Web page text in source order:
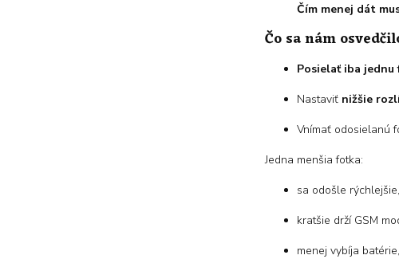
Čím menej dát
Čo sa nám
Posielať iba
Nastaviť nižšie
Vnímať odosielanú
Jedna menšia fotka:
sa odošle rýchlejšie,
kratšie drží GSM
menej vybíja batérie,